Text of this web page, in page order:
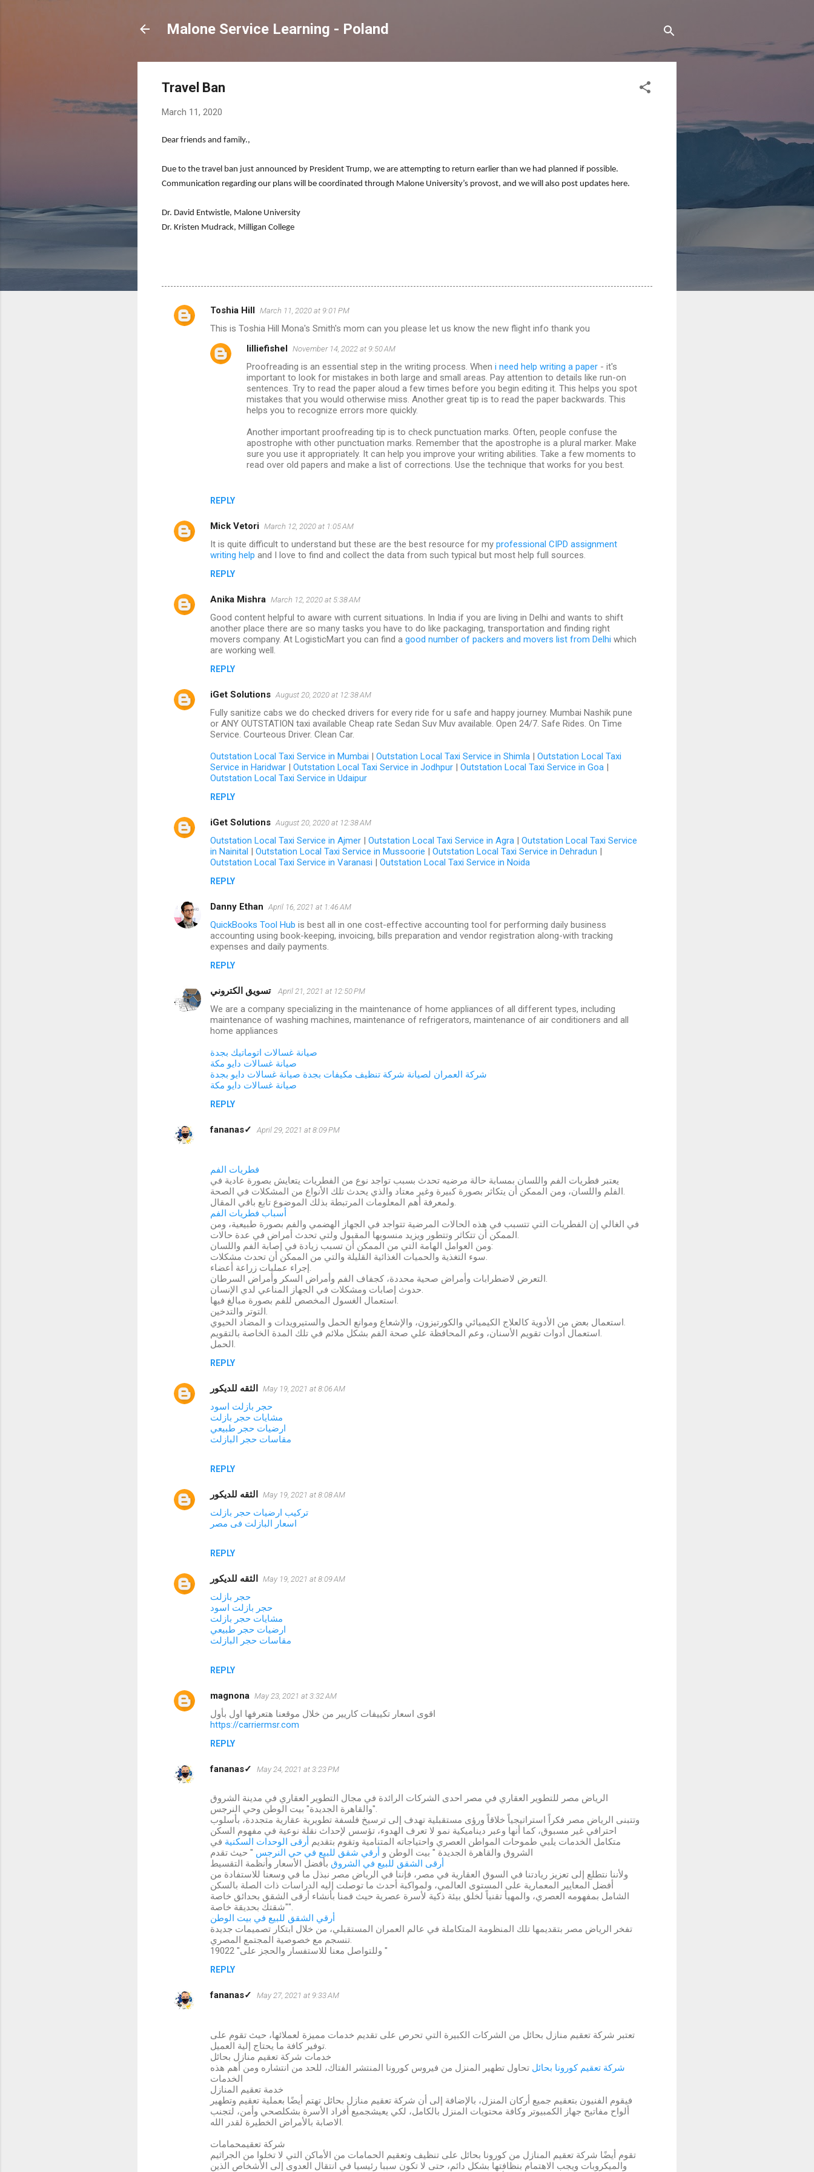
Malone Service Learning - Poland
Travel Ban
March 11, 2020
Dear friends and family.,
Due to the travel ban just announced by President Trump, we are attempting to return earlier than we had planned if possible.
Communication regarding our plans will be coordinated through Malone University’s provost, and we will also post updates here.
Dr. David Entwistle, Malone University
Dr. Kristen Mudrack, Milligan College
C
Toshia Hill March 11, 2020 at 9:01 PM
This is Toshia Hill Mona's Smith's mom can you please let us know the new flight info thank you
REPLY
lilliefishel November 14, 2022 at 9:50 AM
Proofreading is an essential step in the writing process. When i need help writing a paper - it's
important to look for mistakes in both large and small areas. Pay attention to details like run-on
sentences. Try to read the paper aloud a few times before you begin editing it. This helps you spot
mistakes that you would otherwise miss. Another great tip is to read the paper backwards. This
helps you to recognize errors more quickly.
Another important proofreading tip is to check punctuation marks. Often, people confuse the
apostrophe with other punctuation marks. Remember that the apostrophe is a plural marker. Make
sure you use it appropriately. It can help you improve your writing abilities. Take a few moments to
read over old papers and make a list of corrections. Use the technique that works for you best.
Mick Vetori March 12, 2020 at 1:05 AM
It is quite difficult to understand but these are the best resource for my professional CIPD assignment
writing help and I love to find and collect the data from such typical but most help full sources.
REPLY
Anika Mishra March 12, 2020 at 5:38 AM
Good content helpful to aware with current situations. In India if you are living in Delhi and wants to shift
another place there are so many tasks you have to do like packaging, transportation and finding right
movers company. At LogisticMart you can find a good number of packers and movers list from Delhi which
are working well.
REPLY
iGet Solutions August 20, 2020 at 12:38 AM
Fully sanitize cabs we do checked drivers for every ride for u safe and happy journey. Mumbai Nashik pune
or ANY OUTSTATION taxi available Cheap rate Sedan Suv Muv available. Open 24/7. Safe Rides. On Time
Service. Courteous Driver. Clean Car.
Outstation Local Taxi Service in Mumbai | Outstation Local Taxi Service in Shimla | Outstation Local Taxi
Service in Haridwar | Outstation Local Taxi Service in Jodhpur | Outstation Local Taxi Service in Goa |
Outstation Local Taxi Service in Udaipur
REPLY
iGet Solutions August 20, 2020 at 12:38 AM
Outstation Local Taxi Service in Ajmer | Outstation Local Taxi Service in Agra | Outstation Local Taxi Service
in Nainital | Outstation Local Taxi Service in Mussoorie | Outstation Local Taxi Service in Dehradun |
Outstation Local Taxi Service in Varanasi | Outstation Local Taxi Service in Noida
REPLY
Danny Ethan April 16, 2021 at 1:46 AM
QuickBooks Tool Hub is best all in one cost-effective accounting tool for performing daily business
accounting using book-keeping, invoicing, bills preparation and vendor registration along-with tracking
expenses and daily payments.
REPLY
تسويق الكتروني April 21, 2021 at 12:50 PM
We are a company specializing in the maintenance of home appliances of all different types, including
maintenance of washing machines, maintenance of refrigerators, maintenance of air conditioners and all
home appliances
صيانة غسالات اتوماتيك بجدة
صيانة غسالات دايو مكة
شركة العمران لصيانة شركة تنظيف مكيفات بجدة صيانة غسالات دايو بجدة
صيانة غسالات دايو مكة
REPLY
fananas✓ April 29, 2021 at 8:09 PM
فطريات الفم
يعتبر فطريات الفم واللسان بمسابة حالة مرضيه تحدث بسبب تواجد نوع من الفطريات يتعايش بصورة عادية في
الفلم واللسان، ومن الممكن أن يتكاثر بصورة كبيرة وغير معتاد والذي يحدث تلك الأنواع من المشكلات في الصحة.
ولمعرفة أهم المعلومات المرتبطة بذلك الموضوع تابع باقي المقال.
أسباب فطريات الفم
في الغالي إن الفطريات التي تتسبب في هذه الحالات المرضية تتواجد في الجهاز الهضمي والفم بصورة طبيعية، ومن
الممكن أن تتكاثر وتتطور ويزيد منسوبها المقبول ولتي تحدث أمراض في عدة حالات.
ومن العوامل الهامة التي من الممكن أن تسبب زيادة في إصابة الفم واللسان:
سوء التغذية والحميات الغذائية القليلة والتي من الممكن أن تحدث مشكلات.
إجراء عمليات زراعة أعضاء.
التعرض لاضطرابات وأمراض صحية محددة، كجفاف الفم وأمراض السكر وأمراض السرطان.
حدوث إصابات ومشكلات في الجهاز المناعي لدي الإنسان.
استعمال الغسول المخصص للفم بصورة مبالغ فيها.
التوتر والتدخين.
استعمال بعض من الأدوية كالعلاج الكيميائي والكورتيزون، والإشعاع وموانع الحمل والستيرويدات و المضاد الحيوي.
استعمال أدوات تقويم الأسنان، وعم المحافظة علي صحة الفم بشكل ملائم في تلك المدة الخاصة بالتقويم.
الحمل.
REPLY
الثقه للديكور May 19, 2021 at 8:06 AM
حجر بازلت اسود
مشايات حجر بازلت
ارضيات حجر طبيعي
مقاسات حجر البازلت
REPLY
الثقه للديكور May 19, 2021 at 8:08 AM
تركيب ارضيات حجر بازلت
اسعار البازلت فى مصر
REPLY
الثقه للديكور May 19, 2021 at 8:09 AM
حجر بازلت
حجر بازلت اسود
مشايات حجر بازلت
ارضيات حجر طبيعي
مقاسات حجر البازلت
REPLY
magnona May 23, 2021 at 3:32 AM
اقوى اسعار تكييفات كاريير من خلال موقعنا هتعرفها اول بأول
https://carriermsr.com
REPLY
fananas✓ May 24, 2021 at 3:23 PM
الرياض مصر للتطوير العقاري في مصر احدى الشركات الرائدة في مجال التطوير العقاري في مدينة الشروق
والقاهرة الجديدة" بيت الوطن وحي النرجس".
وتتبنى الرياض مصر فكراً استراتيجياً خلاقاً ورؤى مستقبلية تهدف إلى ترسيخ فلسفة تطويرية عقارية متجددة، بأسلوب
احترافي غير مسبوق، كما أنها وعبر ديناميكية نمو لا تعرف الهدوء، تؤسس لإحداث نقلة نوعية في مفهوم السكن
متكامل الخدمات يلبي طموحات المواطن العصري واحتياجاته المتنامية وتقوم بتقديم أرقى الوحدات السكنية في
الشروق والقاهرة الجديدة " بيت الوطن و أرقي شقق للبيع في حي النرجس " حيث تقدم
أرقى الشقق للبيع في الشروق بأفضل الأسعار وأنظمة التقسيط
ولأننا نتطلع إلى تعزيز ريادتنا في السوق العقارية في مصر، فإننا في الرياض مصر نبذل ما في وسعنا للاستفادة من
أفضل المعايير المعمارية على المستوى العالمي، ولمواكبة أحدث ما توصلت إليه الدراسات ذات الصلة بالسكن
الشامل بمفهومه العصري، والمهيأ تقنياً لخلق بيئة ذكية لأسرة عصرية حيث قمنا بأنشاء أرقى الشقق بحدائق خاصة
"شقتك بحديقة خاصة".
أرقي الشقق للبيع في بيت الوطن
تفخر الرياض مصر بتقديمها تلك المنظومة المتكاملة في عالم العمران المستقبلي، من خلال ابتكار تصميمات جديدة
تنسجم مع خصوصية المجتمع المصري.
وللتواصل معنا للاستفسار والحجز على" 19022 "
REPLY
fananas✓ May 27, 2021 at 9:33 AM
تعتبر شركة تعقيم منازل بحائل من الشركات الكبيرة التي تحرص على تقديم خدمات مميزة لعملائها، حيث تقوم على
توفير كافة ما يحتاج إلية العميل.
خدمات شركة تعقيم منازل بحائل
شركة تعقيم كورونا بحائل تحاول تطهير المنزل من فيروس كورونا المنتشر الفتاك، للحد من انتشاره ومن أهم هذه
الخدمات
خدمة تعقيم المنازل
فيقوم الفنيون بتعقيم جميع أركان المنزل، بالإضافة إلى أن شركة تعقيم منازل بحائل تهتم أيضًا بعملية تعقيم وتطهير
ألواح مفاتيح جهاز الكمبيوتر وكافة محتويات المنزل بالكامل، لكي يعيشجميع أفراد الأسرة بشكلصحي وأمن، لتجنب
الاصابة بالأمراض الخطيرة لقدر الله.
شركة تعقيمحمامات
تقوم أيضًا شركة تعقيم المنازل من كورونا بحائل على تنظيف وتعقيم الحمامات من الأماكن التي لا تخلوا من الجراثيم
والميكروبات ويجب الاهتمام بنظافتها بشكل دائم، حتى لا تكون سببا رئيسيا في انتقال العدوى إلى الأشخاص الذين